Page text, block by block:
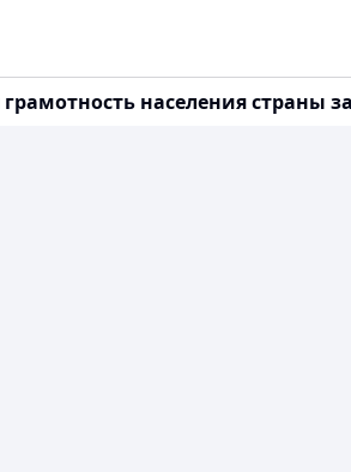
населения страны за